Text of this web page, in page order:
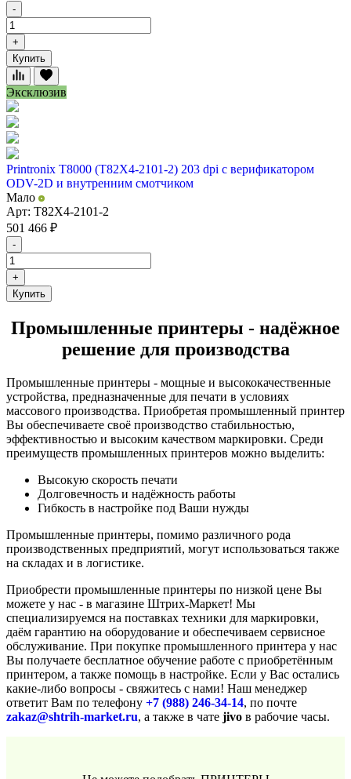
-
+
Купить
Эксклюзив
Printronix T8000 (T82X4-2101-2) 203 dpi с верификатором
ODV-2D и внутренним смотчиком
Мало
Арт: T82X4-2101-2
501 466 ₽
-
+
Купить
Промышленные принтеры - надёжное
решение для производства
Промышленные принтеры - мощные и высококачественные
устройства, предназначенные для печати в условиях
массового производства. Приобретая промышленный принтер
Вы обеспечиваете своё производство стабильностью,
эффективностью и высоким качеством маркировки. Среди
преимуществ промышленных принтеров можно выделить:
Высокую скорость печати
Долговечность и надёжность работы
Гибкость в настройке под Ваши нужды
Промышленные принтеры, помимо различного рода
производственных предприятий, могут использоваться также
на складах и в логистике.
Приобрести промышленные принтеры по низкой цене Вы
можете у нас - в магазине Штрих-Маркет! Мы
специализируемся на поставках техники для маркировки,
даём гарантию на оборудование и обеспечиваем сервисное
обслуживание. При покупке промышленного принтера у нас
Вы получаете бесплатное обучение работе с приобретённым
принтером, а также помощь в настройке. Если у Вас остались
какие-либо вопросы - свяжитесь с нами! Наш менеджер
ответит Вам по телефону +7 (988) 246-34-14, по почте
zakaz@shtrih-market.ru, а также в чате jivo в рабочие часы.